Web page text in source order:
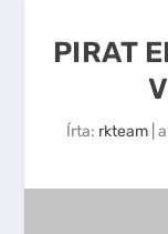
PIRAT
Írta: rkteam